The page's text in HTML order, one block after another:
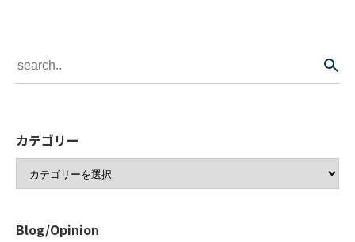
カテゴリー
Blog/Opinion